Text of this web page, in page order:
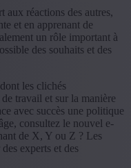
aux réactions des autres,
et en apprenant de
un rôle important à
des souhaits et des
les clichés
travail et sur la manière
avec succès une politique
consultez le nouvel e-
de X, Y ou Z ? Les
experts et des